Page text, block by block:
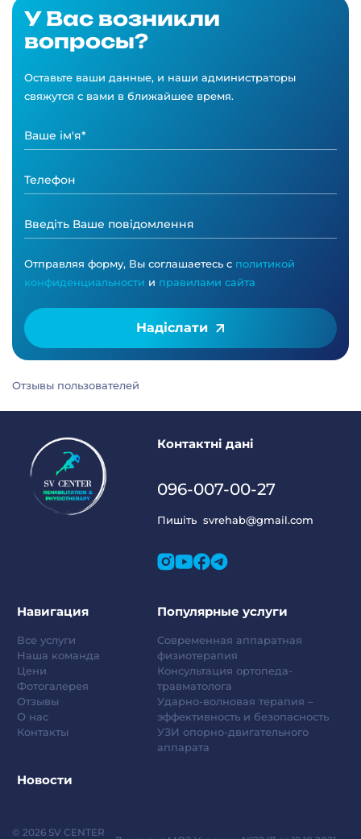
У Вас возникли
вопросы?
Оставьте ваши данные, и наши администраторы
свяжутся с вами в ближайшее время.
Отправляя форму, Вы соглашаетесь с политикой
конфиденциальности и правилами сайта
Надіслати
Отзывы пользователей
Навигация
Все услуги
Наша команда
Цени
Фотогалерея
Отзывы
О нас
Контакты
Популярные услуги
Современная аппаратная
физиотерапия
Консультация ортопеда-
травматолога
Ударно-волновая терапия –
эффективность и безопасность
УЗИ опорно-двигательного
аппарата
Новости
Контактні дані
096-007-00-27
Пишітьsvrehab@gmail.com
© 2026 SV CENTER